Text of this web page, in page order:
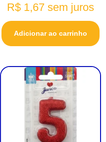
R$ 1,67 sem juros
Adicionar ao carrinho